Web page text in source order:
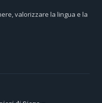
valorizzare la lingua e la